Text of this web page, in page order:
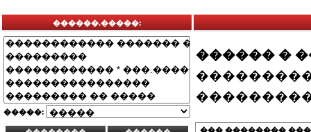
������.�����:
�����:
������ �
��� ��������